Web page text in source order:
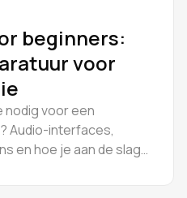
beginners:
voor
nodig voor een
Audio-interfaces,
en hoe je aan de slag